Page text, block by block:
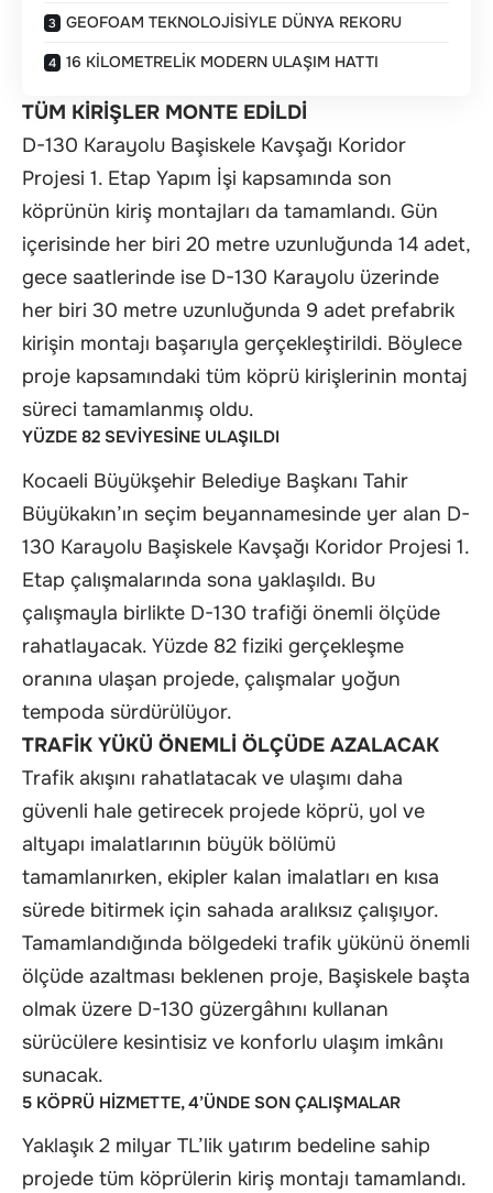
GEOFOAM TEKNOLOJİSİYLE DÜNYA REKORU
16 KİLOMETRELİK MODERN ULAŞIM HATTI
TÜM KİRİŞLER MONTE EDİLDİ
D-130 Karayolu Başiskele Kavşağı Koridor
Projesi 1. Etap Yapım İşi kapsamında son
köprünün kiriş montajları da tamamlandı. Gün
içerisinde her biri 20 metre uzunluğunda 14 adet,
gece saatlerinde ise D-130 Karayolu üzerinde
her biri 30 metre uzunluğunda 9 adet prefabrik
kirişin montajı başarıyla gerçekleştirildi. Böylece
proje kapsamındaki tüm köprü kirişlerinin montaj
süreci tamamlanmış oldu.
YÜZDE 82 SEVİYESİNE ULAŞILDI
Kocaeli Büyükşehir Belediye Başkanı Tahir
Büyükakın’ın seçim beyannamesinde yer alan D-
130 Karayolu Başiskele Kavşağı Koridor Projesi 1.
Etap çalışmalarında sona yaklaşıldı. Bu
çalışmayla birlikte D-130 trafiği önemli ölçüde
rahatlayacak. Yüzde 82 fiziki gerçekleşme
oranına ulaşan projede, çalışmalar yoğun
tempoda sürdürülüyor.
TRAFİK YÜKÜ ÖNEMLİ ÖLÇÜDE AZALACAK
Trafik akışını rahatlatacak ve ulaşımı daha
güvenli hale getirecek projede köprü, yol ve
altyapı imalatlarının büyük bölümü
tamamlanırken, ekipler kalan imalatları en kısa
sürede bitirmek için sahada aralıksız çalışıyor.
Tamamlandığında bölgedeki trafik yükünü önemli
ölçüde azaltması beklenen proje, Başiskele başta
olmak üzere D-130 güzergâhını kullanan
sürücülere kesintisiz ve konforlu ulaşım imkânı
sunacak.
5 KÖPRÜ HİZMETTE, 4’ÜNDE SON ÇALIŞMALAR
Yaklaşık 2 milyar TL’lik yatırım bedeline sahip
projede tüm köprülerin kiriş montajı tamamlandı.